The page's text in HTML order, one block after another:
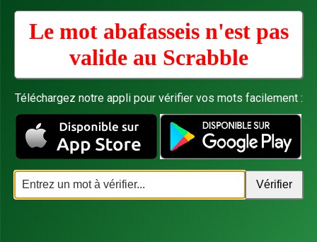
Le mot abafasseis n'est pas
valide au Scrabble
Téléchargez notre appli pour vérifier vos mots facilement :